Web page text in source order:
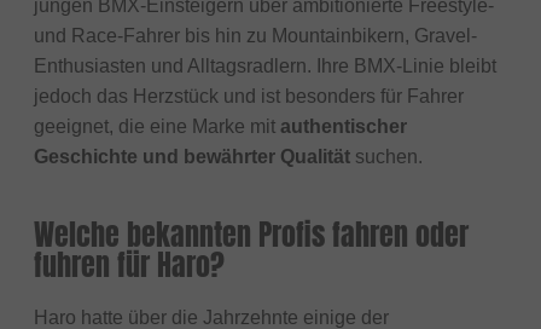
jungen BMX-Einsteigern über ambitionierte Freestyle-
und Race-Fahrer bis hin zu Mountainbikern, Gravel-
Enthusiasten und Alltagsradlern. Ihre BMX-Linie bleibt
jedoch das Herzstück und ist besonders für Fahrer
geeignet, die eine Marke mit authentischer
Geschichte und bewährter Qualität suchen.
Welche bekannten Profis fahren oder
fuhren für Haro?
Haro hatte über die Jahrzehnte einige der